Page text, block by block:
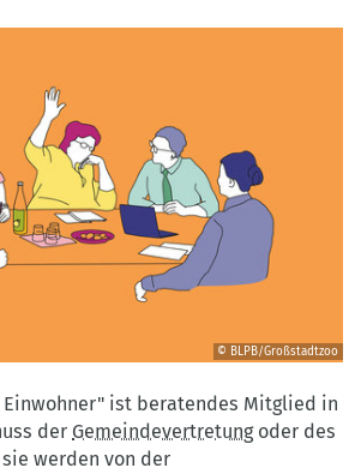
© BLPB/Großstadtzoo
Einwohner" ist beratendes Mitglied in
der Gemeindevertretungoder des
werden von der